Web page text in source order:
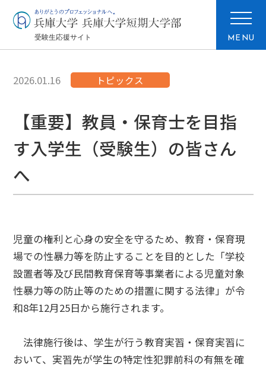
MENU
2026.01.16 トピックス
【重要】教員・保育士を目指
す入学生（受験生）の皆さん
へ
児童の権利と心身の安全を守るため、教育・保育現
場での性暴力等を防止することを目的とした「学校
設置者等及び民間教育保育等事業者による児童対象
性暴力等の防止等のための措置に関する法律」が令
和8年12月25日から施行されます。
法律施行後は、学生が行う教育実習・保育実習に
おいて、実習先が学生の特定性犯罪前科の有無を確